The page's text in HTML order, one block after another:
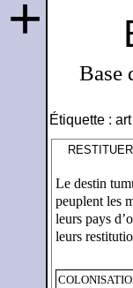
Base
+
Étiquette : art
Le destin
peuplent les
leurs pays
leurs